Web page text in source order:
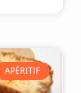
APÉRITIF